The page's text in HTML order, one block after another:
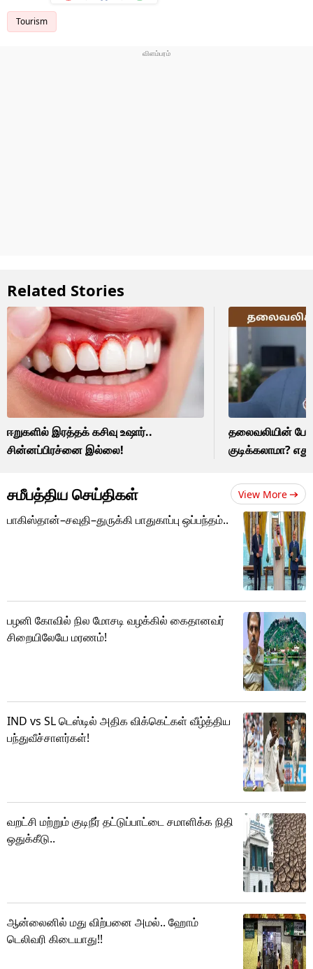
Tourism
Related Stories
ஈறுகளில் இரத்தக் கசிவு உஷார்..
சின்னப்பிரச்னை இல்லை!
தலைவலியின்
குடிக்கலாமா?
சமீபத்திய செய்திகள் View More
பாகிஸ்தான்–சவுதி–துருக்கி பாதுகாப்பு ஒப்பந்தம்..
பழனி கோவில் நில மோசடி வழக்கில் கைதானவர்
சிறையிலேயே மரணம்!
IND vs SL டெஸ்டில் அதிக விக்கெட்கள் வீழ்த்திய
பந்துவீச்சாளர்கள்!
வறட்சி மற்றும் குடிநீர் தட்டுப்பாட்டை சமாளிக்க நிதி
ஒதுக்கீடு..
ஆன்லைனில் மது விற்பனை அமல்.. ஹோம்
டெலிவரி கிடையாது!!